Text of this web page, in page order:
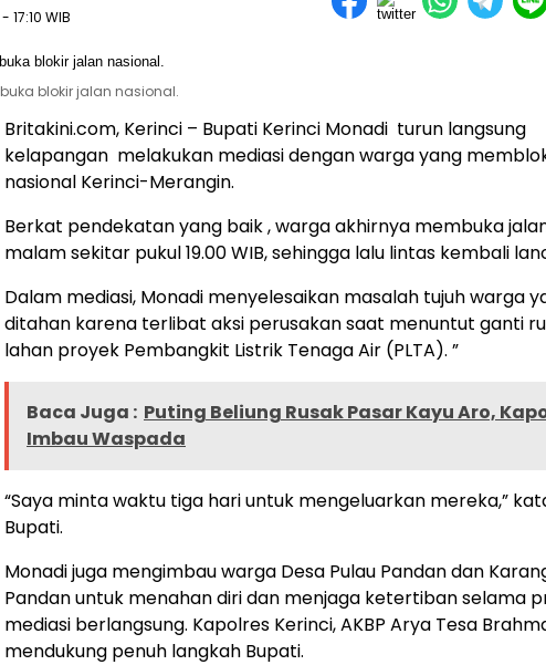
- 17:10 WIB
blokir jalan nasional.
Britakini.com, Kerinci – Bupati Kerinci Monadi turun langsung
kelapangan melakukan mediasi dengan warga yang
nasional Kerinci-Merangin.
Berkat pendekatan yang baik , warga akhirnya membuka
malam sekitar pukul 19.00 WIB, sehingga lalu lintas kembali
Dalam mediasi, Monadi menyelesaikan masalah tujuh warga
ditahan karena terlibat aksi perusakan saat menuntut ganti
lahan proyek Pembangkit Listrik Tenaga Air (PLTA). ”
Baca Juga : Puting Beliung Rusak Pasar Kayu Aro,
Imbau Waspada
“Saya minta waktu tiga hari untuk mengeluarkan mereka,”
Bupati.
Monadi juga mengimbau warga Desa Pulau Pandan dan
Pandan untuk menahan diri dan menjaga ketertiban selama
mediasi berlangsung. Kapolres Kerinci, AKBP Arya Tesa
mendukung penuh langkah Bupati.